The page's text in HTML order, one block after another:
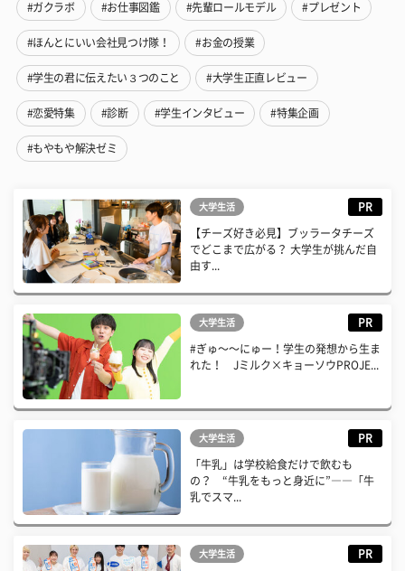
#ガクラボ #お仕事図鑑 #先輩ロールモデル #プレゼント
#ほんとにいい会社見つけ隊！ #お金の授業
#学生の君に伝えたい３つのこと #大学生正直レビュー
#恋愛特集 #診断 #学生インタビュー #特集企画
#もやもや解決ゼミ
大学生活 PR
【チーズ好き必見】ブッラータチーズ
でどこまで広がる？ 大学生が挑んだ自
由す...
大学生活 PR
#ぎゅ〜〜にゅー！学生の発想から生ま
れた！ Jミルク×キョーソウPROJE...
大学生活 PR
「牛乳」は学校給食だけで飲むも
の？ “牛乳をもっと身近に”――「牛
乳でスマ...
大学生活 PR